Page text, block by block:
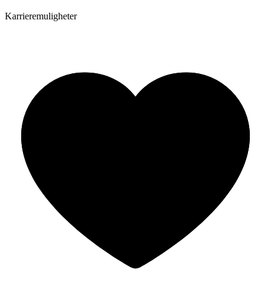
Karrieremuligheter